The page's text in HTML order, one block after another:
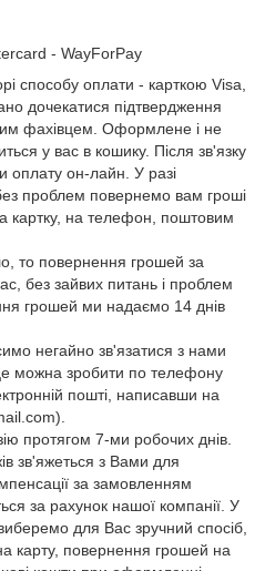
- WayForPay
оплати - карткою Visa,
дочекатися підтвердження
фахівцем. Оформлене і не
у вас в кошику. Після зв'язку
оплату он-лайн. У разі
проблем повернемо вам гроші
картку, на телефон, поштовим
то повернення грошей за
без зайвих питань і проблем
грошей ми надаємо 14 днів
негайно зв'язатися з нами
можна зробити по телефону
пошті, написавши на
протягом 7-ми робочих днів.
зв'яжеться з Вами для
за замовленням
за рахунок нашої компанії. У
для Вас зручний спосіб,
карту, повернення грошей на